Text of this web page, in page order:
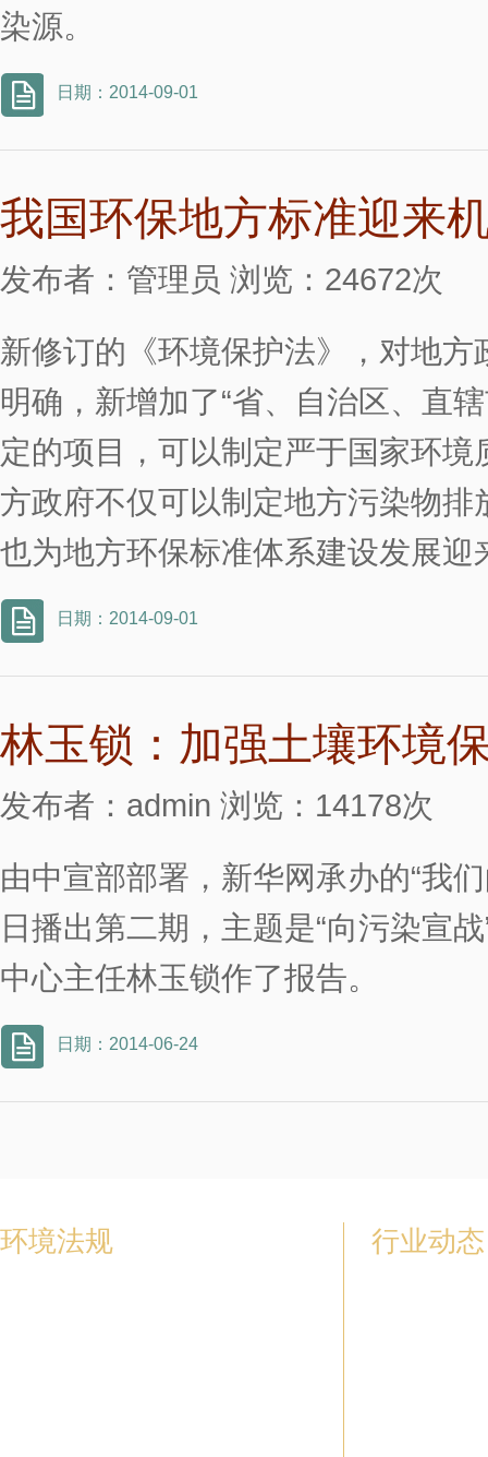
染源。
日期：2014-09-01
我国环保地方标准迎来
发布者：管理员 浏览：24672次
新修订的《环境保护法》，对地
明确，新增加了“省、自治区、直
定的项目，可以制定严于国家环
方政府不仅可以制定地方污染物
也为地方环保标准体系建设发展迎
日期：2014-09-01
林玉锁：加强土壤环境
发布者：admin 浏览：14178次
由中宣部部署，新华网承办的“我
日播出第二期，主题是“向污染宣
中心主任林玉锁作了报告。
日期：2014-06-24
环境法规 行业动态